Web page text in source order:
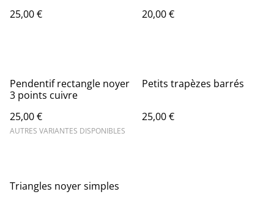
25,00 €
20,00 €
Pendentif rectangle noyer
3 points cuivre
25,00 €
AUTRES VARIANTES DISPONIBLES
Petits trapèzes barrés
25,00 €
Triangles noyer simples